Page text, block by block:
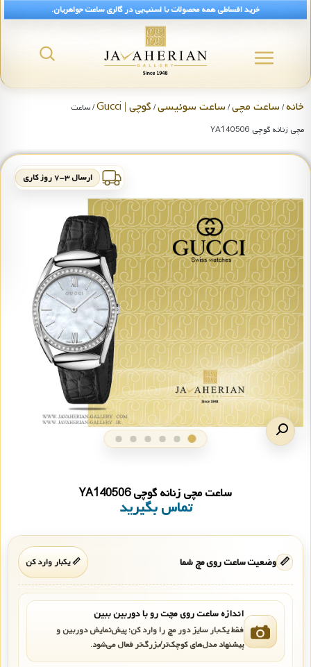
خرید اقساطی همه محصولات با اسنپ‌پی در گالری ساعت جواهریان.
خانه/ساعت مچی/ساعت سوئیسی/ گوچی | Gucci
/ ساعت
مچی زنانه گوچی YA140506
ارسال ۳-۷ روز کاری
ساعت مچی زنانه گوچی YA140506
تماس بگیرید
📏 وضعیت ساعت روی مچ شما 📏 یکبار وارد کن
اندازه ساعت روی مچت رو با دوربین ببین
فقط یک‌بار سایز دور مچ را وارد کن؛ پیش‌نمایش دوربین و
پیشنهاد مدل‌های کوچک‌تر/بزرگ‌تر فعال می‌شود.